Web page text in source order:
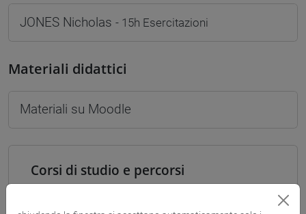
JONES Nicholas - 15h Esercitazioni
Materiali didattici
Materiali su Moodle
Corsi di studio e percorsi